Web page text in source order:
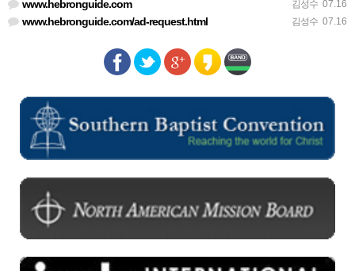
김성수 07.16
www.hebronguide.com
김성수 07.16
www.hebronguide.com/ad-request.html